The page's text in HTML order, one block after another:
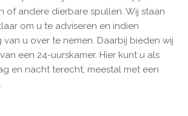
of andere dierbare spullen. Wij staan
om u te adviseren en indien
u over te nemen. Daarbij bieden wij
een 24-uurskamer. Hier kunt u als
en nacht terecht, meestal met een